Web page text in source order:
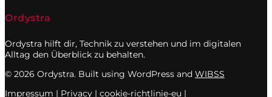
Ordystra
Ordystra hilft dir, Technik zu verstehen und im digitalen
Alltag den Überblick zu behalten.
© 2026 Ordystra. Built using WordPress and WIBSS
Impressum | Privacy | cookie-richtlinie-eu |